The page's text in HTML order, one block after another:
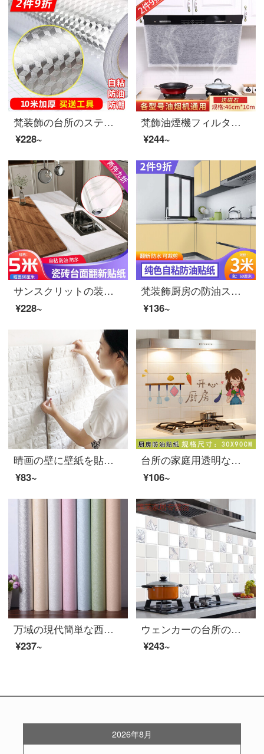
梵装飾の台所のステッカーは高温に耐えて油煙を防ぐシールを貼って、壁に食器棚のアルミ箔紙の壁紙を貼って、自分でかまどの台面のシールを貼ります。防水防湿紙の壁の錫紙の壁紙の壁紙の引き出しは厚いチェックの幅を61センチ10メートル敷いてください。
¥228~
梵飾油煙機フィルタリング膜カバー厨房用品油煙防止シール吸油紙油汚れ防止吸油膜保護カバーレストランの防油シール吸油綿通し紙をAに貼る。【手裂きタイプ】不織布（46 cm*10 m）
¥244~
サンスクリットの装飾のシミュレーション大理石の紋様PVCは台所のテーブルの上のタイルの防油のシールの家具を貼り付けて新しく保護して食器棚の台の上のタイルの防水の貼る膜の装飾の壁紙の壁紙を貼ってA.ジャズの白の5メートルの長さx 60センチメートルの幅を貼ります。
¥228~
梵装飾厨房の防油ステッカー戸棚の引き出し学生寮の寝室の家具防水防湿壁紙のクローゼットの張り紙を貼りました。家庭用の壁紙の壁紙を飾っています。黄色の壁紙は60センチ幅3メートルです。
¥136~
晴画の壁に壁紙を貼って壁を保護します。三次元の白いれんがの模様を貼ります。厚い壁の張り紙を貼って、寝室にテレビの壁の壁紙を飾ります。
¥83~
台所の家庭用透明なかまどの防油シールは壁の油煙機の壁に貼り付けて高温防水に耐えます。寝室の壁に壁の壁にタイルを塗って、壁紙を飾って、楽しい台所にします。
¥106~
万域の現代簡単な西洋式は厚いPVCをプラスして壁の紙にくっつきます。寝室の書斎のテレビの背景の壁のシールの米黄の絹糸の0.6*5メートル
¥237~
ウェンカーの台所の防火防油帖の壁紙は自分で浴室の防水の台所の防油ステッカーにくっつきます。高温のかまどの防油煙機のタイルの壁のステッカーの食器棚に新灰白5メートルの幅60センチを貼ります。
¥243~
2026年8月